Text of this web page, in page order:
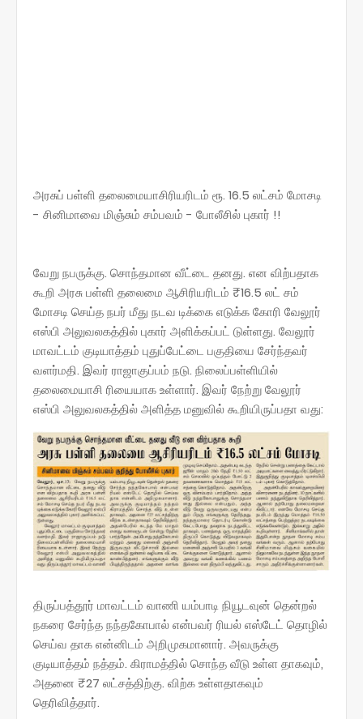
அரசுப் பள்ளி தலைமையாசிரியரிடம் ரூ. 16.5 லட்சம் மோசடி
- சினிமாவை மிஞ்சும் சம்பவம் - போலீசில் புகார் !!
வேறு நபருக்கு. சொந்தமான வீட்டை தனது. என விற்பதாக
கூறி அரசு பள்ளி தலைமை ஆசிரியரிடம்‌ ₹16.5 லட்‌ சம்‌
மோசடி செய்த நபர்‌ மீது நடவ டிக்கை எடுக்க கோரி வேலூர்‌
எஸ்பி அலுவலகத்தில்‌ புகார்‌ அளிக்கப்பட்‌ டுள்ளது. வேலூர்‌
மாவட்டம்‌ குடியாத்தம்‌ புதுப்பேட்டை பகுதியை சேர்ந்தவர்‌
வளர்மதி. இவர்‌ ராஜாகுப்பம்‌ நடு. நிலைப்பள்ளியில்‌
தலைமையாசி ரியையாக உள்ளார்‌. இவர்‌ நேற்று வேலூர்‌
எஸ்பி அலுவலகத்தில்‌ அளித்த மனுவில்‌ கூறியிருப்பதா வது:
திருப்பத்தூர்‌ மாவட்டம்‌ வாணி யம்பாடி நியூடவுன்‌ தென்றல்‌
நகரை சேர்ந்த நந்தகோபால்‌ என்பவர்‌ ரியல்‌ எஸ்டேட்‌ தொழில்‌
செய்வ தாக என்னிடம்‌ அறிமுகமானார்‌. அவருக்கு
குடியாத்தம்‌ நத்தம்‌. கிராமத்தில்‌ சொந்த வீடு உள்ள தாகவும்‌,
அதனை ₹27 லட்சத்திற்கு. விற்க உள்ளதாகவும்‌
தெரிவித்தார்‌.